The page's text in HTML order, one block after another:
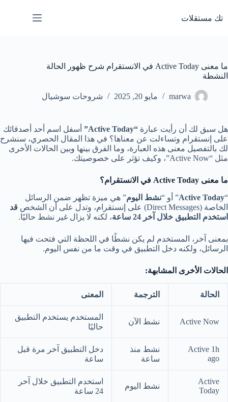
إلى
المحتوى
تك مستقلات
ما معنى Active Today في الانستقرام شرح ظهور الحالة
النشطة
marwa مايو 20, 2025 شروحات سوشيال
هل سبق لك أن رأيت عبارة “Active Today”
أسفل اسم أحد أصدقائك
على إنستقرام وتساءلت عن معناها؟ في هذا المقال الحصري، سنشرح
لك بالتفصيل معنى هذه العبارة، وما الفرق بينها وبين الحالات الأخرى
مثل “Active Now”، وكيف تؤثر على خصوصيتك.
ما معنى Active Today في الانستقرام؟
“
Active Today” أو “نشط اليوم” هي ميزة تظهر ضمن الرسائل
الخاصة (Direct Messages) على إنستقرام، وتدل على أن الشخص
قد
استخدم التطبيق خلال آخر 24 ساعة
، لكنه لا يزال غير نشط حاليًا.
بمعنى آخر، المستخدم لم يكن نشطًا في اللحظة التي فتحت فيها
الرسائل، ولكنه دخل التطبيق في وقت ما من نفس اليوم.
الحالات الأخرى المشابهة:
الحالة الترجمة المعنى
Active Now نشط الآن
المستخدم يستخدم التطبيق
حاليًا
Active 1h
ago
نشط منذ
ساعة
دخل التطبيق آخر مرة قبل
ساعة
Active
Today
نشط اليوم
استخدم التطبيق خلال آخر
24 ساعة